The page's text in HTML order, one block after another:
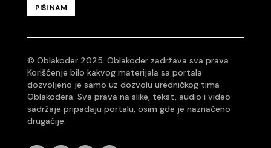
PIŠI NAM
© Oblakoder 2025. Oblakoder zadržava sva prava.
Korišćenje bilo kakvog materijala sa portala
dozvoljeno je samo uz dozvolu uredničkog tima
Oblakodera. Sva prava na slike, tekst, audio i video
sadržaje pripadaju portalu, osim gde je naznačeno
drugačije.